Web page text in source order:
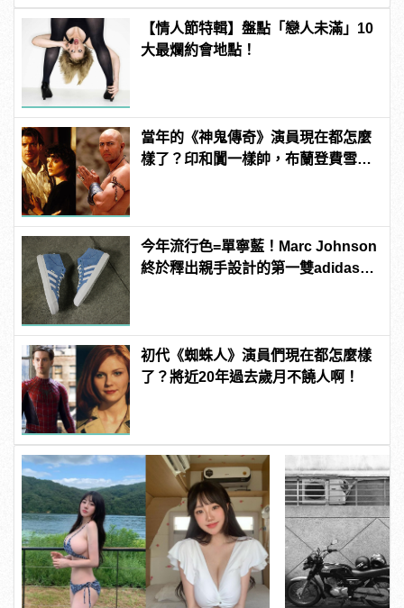
【情人節特輯】盤點「戀人未滿」10
大最爛約會地點！
當年的《神鬼傳奇》演員現在都怎麼
樣了？印和闐一樣帥，布蘭登費雪大
今年流行色=單寧藍！Marc Johnson
終於釋出親手設計的第一雙adidas滑
初代《蜘蛛人》演員們現在都怎麼樣
了？將近20年過去歲月不饒人啊！